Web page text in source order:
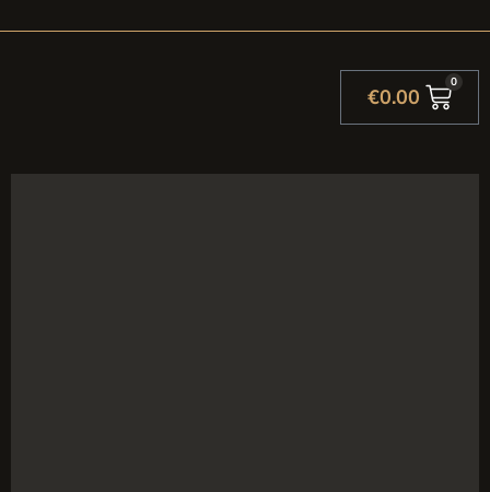
€0.00
0